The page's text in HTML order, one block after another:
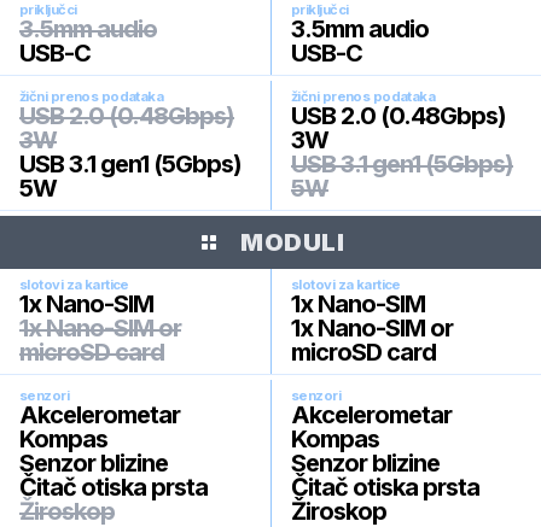
priključci
3.5mm audio
USB-C
priključci
3.5mm audio
USB-C
žični prenos podataka
USB 2.0 (0.48Gbps)
3W
USB 3.1 gen1 (5Gbps)
5W
žični prenos podataka
USB 2.0 (0.48Gbps)
3W
USB 3.1 gen1 (5Gbps)
5W
MODULI
slotovi za kartice
1x Nano-SIM
1x Nano-SIM or
microSD card
slotovi za kartice
1x Nano-SIM
1x Nano-SIM or
microSD card
senzori
Akcelerometar
Kompas
Senzor blizine
Čitač otiska prsta
Žiroskop
senzori
Akcelerometar
Kompas
Senzor blizine
Čitač otiska prsta
Žiroskop